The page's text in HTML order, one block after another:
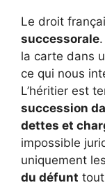
Le droit
successorale
la carte dans
ce qui nous
L’héritier est
succession
dettes et
impossible
uniquement les
du défunt